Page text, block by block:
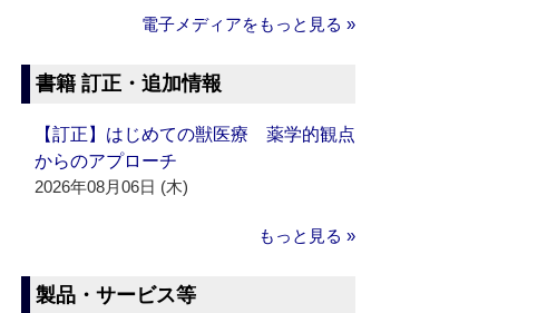
電子メディアをもっと見る »
書籍 訂正・追加情報
【訂正】はじめての獣医療 薬学的観点
からのアプローチ
2026年08月06日 (木)
もっと見る »
製品・サービス等